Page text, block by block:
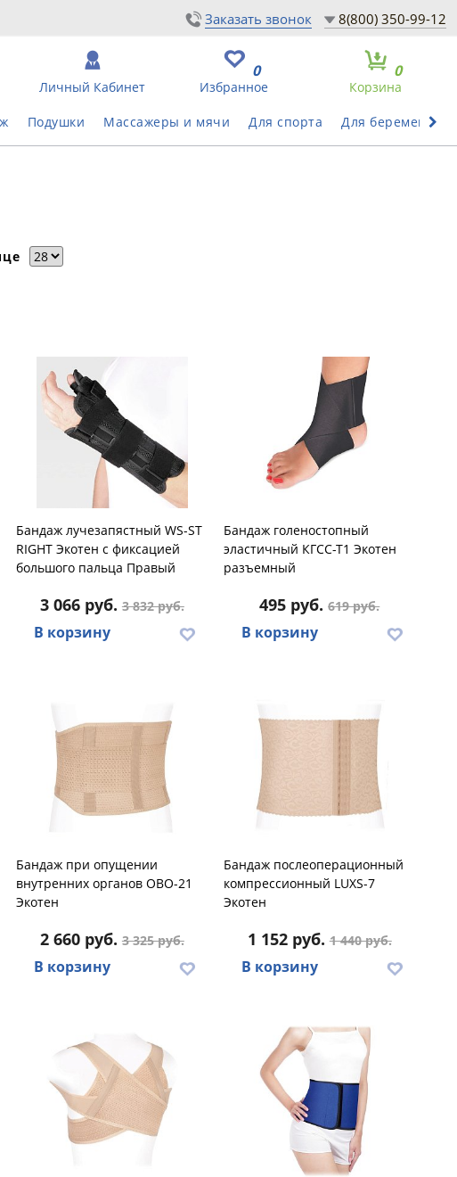
Заказать звонок 8(800) 350-99-12
Корзина
0
Избранное
0
Личный Кабинет
Подушки Массажеры и мячи Для спорта Для беременных
Бандаж лучезапястный WS-ST
RIGHT Экотен с фиксацией
большого пальца Правый
3 066 руб. 3 832 руб.
В корзину
Бандаж голеностопный
эластичный КГСС-Т1 Экотен
разъемный
495 руб.619 руб.
В корзину
Бандаж при опущении
внутренних органов ОВО-21
Экотен
2 660 руб. 3 325 руб.
В корзину
Бандаж послеоперационный
компрессионный LUXS-7
Экотен
1 152 руб. 1 440 руб.
В корзину